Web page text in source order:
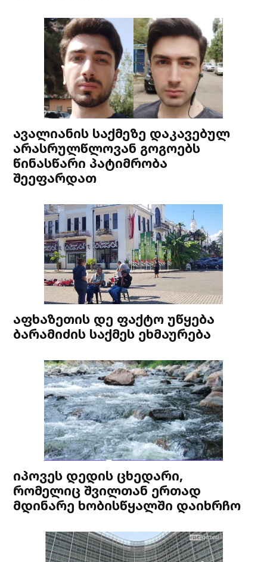
ავალიანის საქმეზე დაკავებულ
არასრულწლოვან გოგოებს
წინასწარი პატიმრობა
შეეფარდათ
აფხაზეთის დე ფაქტო უწყება
ბარამიძის საქმეს ეხმაურება
იპოვეს დედის ცხედარი,
რომელიც შვილთან ერთად
მდინარე ხობისწყალში დაიხრჩო